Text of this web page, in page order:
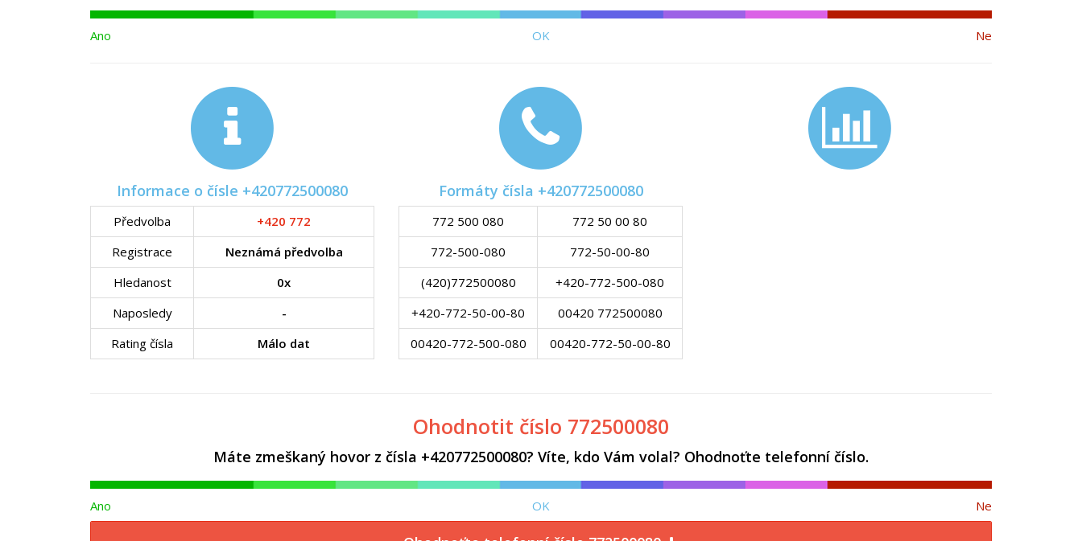
Ano OK Ne
Informace o čísle +420772500080
Předvolba
+420 772
Registrace
Neznámá předvolba
Hledanost
0x
Naposledy
-
Rating čísla
Málo dat
Formáty čísla +420772500080
772 500 080
772 50 00 80
772-500-080
772-50-00-80
(420)772500080
+420-772-500-080
+420-772-50-00-80
00420 772500080
00420-772-500-080
00420-772-50-00-80
Ohodnotit číslo 772500080
Máte zmeškaný hovor z čísla +420772500080? Víte, kdo Vám volal? Ohodnoťte telefonní číslo.
Ano OK Ne